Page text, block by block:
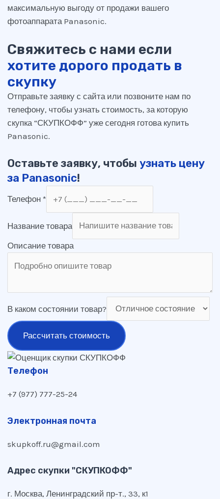
максимальную выгоду от продажи вашего
фотоаппарата Panasonic.
Свяжитесь с нами если
хотите дорого продать в
скупку
Отправьте заявку с сайта или позвоните нам по
телефону, чтобы узнать стоимость, за которую
скупка “СКУПКОФФ” уже сегодня готова купить
Panasonic.
Оставьте заявку, чтобы узнать цену
за Panasonic!
Телефон *
Название товара
Описание товара
В каком состоянии товар?
Рассчитать стоимость
Телефон
+7 (977) 777-25-24
Электронная почта
skupkoff.ru@gmail.com
Адрес скупки "СКУПКОФФ"
г. Москва, Ленинградский пр-т., 33, к1